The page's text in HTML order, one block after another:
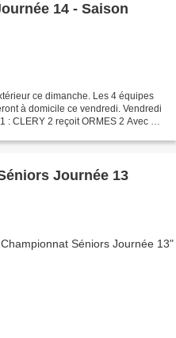
14 - Saison
ce dimanche. Les 4 équipes
à domicile ce vendredi. Vendredi
: CLERY 2 reçoit ORMES 2 Avec 3
Journée 13